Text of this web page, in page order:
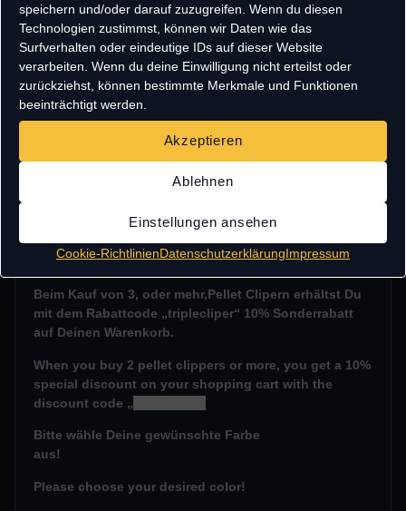
speichern und/oder darauf zuzugreifen. Wenn du diesen
Technologien zustimmst, können wir Daten wie das
Surfverhalten oder eindeutige IDs auf dieser Website
verarbeiten. Wenn du deine Einwilligung nicht erteilst oder
zurückziehst, können bestimmte Merkmale und Funktionen
beeinträchtigt werden.
Akzeptieren
Ablehnen
Einstellungen ansehen
Cookie-RichtlinienDatenschutzerklärungImpressum
Holder for up to three Umarex drum magazines
is simply plugged onto the picatinny rail – no screws
needed!
reliably holds on to the weapon and your magazines
enables fast reloading during action shooting
consists of very resistant polymer and is therefore
Snowstar models can be particularly pleased!)
Various colours available (e.g. owners of the Snowstar
models can be particularly pleased!)
Beim Kauf von 3, oder mehr,Pellet Clipern erhältst Du
mit dem Rabattcode „triplecliper“ 10% Sonderrabatt
auf Deinen Warenkorb.
When you buy 2 pellet clippers or more, you get a 10%
special discount on your shopping cart with the
discount code „
Bitte wähle Deine gewünschte Farbe
aus!
Please choose your desired color!